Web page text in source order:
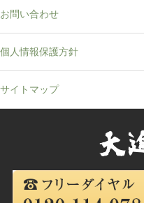
お問い合わせ
個人情報保護方針
サイトマップ